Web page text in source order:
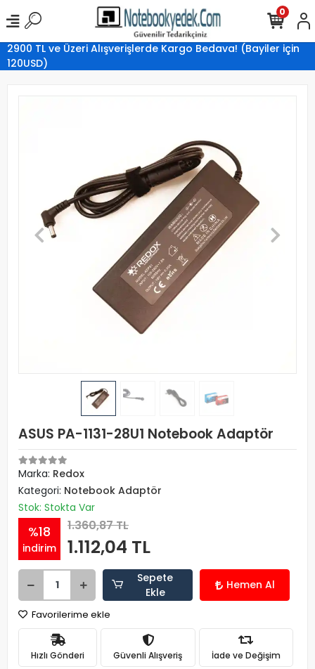
2900 TL ve Üzeri Alışverişlerde Kargo Bedava! (Bayiler için
120USD)
0
ASUS PA-1131-28U1 Notebook Adaptör
Marka: Redox
Kategori: Notebook Adaptör
Stok: Stokta Var
%18
indirim
1.360,87 TL
1.112,04 TL
Sepete
Ekle
Hemen Al
Favorilerime ekle
Hızlı Gönderi Güvenli Alışveriş İade ve Değişim